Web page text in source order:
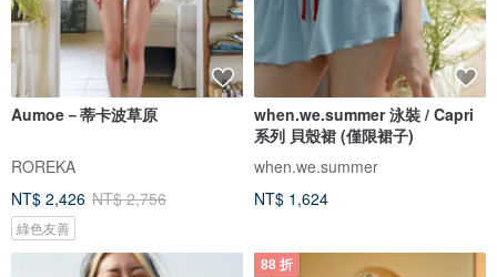
Aumoe－蒂卡波草原
ROREKA
NT$ 2,426 NT$ 2,756
綠色友善
when.we.summer 泳裝 / Capri
系列 貝殼裙 (僅限裙子)
when.we.summer
NT$ 1,624
88 折